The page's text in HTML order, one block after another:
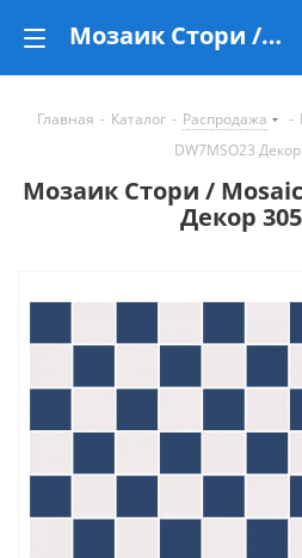
Мозаик Стори / Mosaic Story DW7MSO23 Декор 305х305 - купить в Екатеринбурге
Главная - Каталог - Распродажа -
DW7MSO23
Мозаик Стори /
Декор